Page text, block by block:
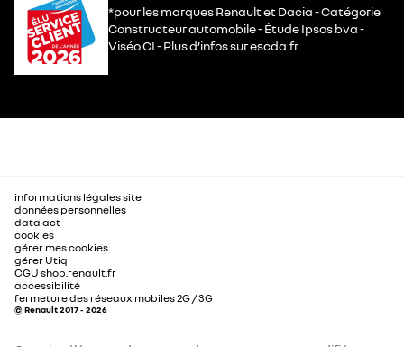
*pour les marques Renault et Dacia - Catégorie
Constructeur automobile - Étude Ipsos bva -
Viséo CI - Plus d’infos sur escda.fr
informations légales site
données personnelles
data act
cookies
gérer mes cookies
gérer Utiq
CGU shop.renault.fr
accessibilité
fermeture des réseaux mobiles 2G / 3G
© Renault 2017 - 2026